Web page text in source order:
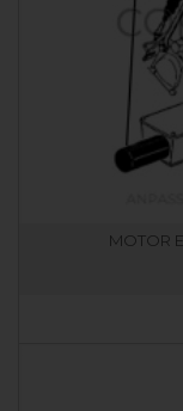
MOTOR